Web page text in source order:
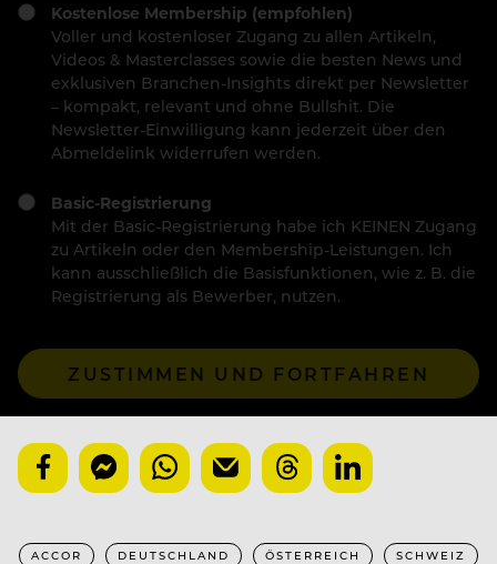
Kostenlose Membership (empfohlen)
Voller und kostenloser Zugang zu allen Artikeln,
Videos & Masterclasses sowie die besten News und
exklusiven Branchen-Insights direkt per Newsletter
– kompakt, relevant und ohne Bullshit. Die
Newsletter-Einwilligung kann jederzeit über den
Abmeldelink widerrufen werden.
Basic-Registrierung
Mit der Basic-Registrierung habe ich KEINEN Zugang
zu Artikeln oder den Membership-Leistungen. Ich
kann ausschließlich die Basisfunktionen, wie z. B. die
Registrierung als Bewerber, nutzen.
ZUSTIMMEN UND FORTFAHREN
ACCOR DEUTSCHLAND ÖSTERREICH SCHWEIZ